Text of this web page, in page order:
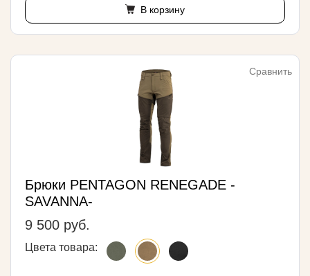
В корзину
Сравнить
Брюки PENTAGON RENEGADE -
SAVANNA-
9 500 руб.
Цвета товара: